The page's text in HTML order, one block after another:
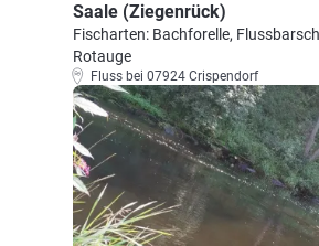
Saale (Ziegenrück)
Fischarten: Bachforelle,
Rotauge
Fluss bei 07924 Crispendorf